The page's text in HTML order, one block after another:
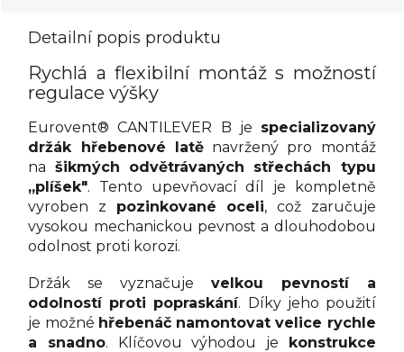
Detailní popis produktu
Rychlá a flexibilní montáž s možností
regulace výšky
Eurovent® CANTILEVER B je specializovaný
držák hřebenové latě navržený pro montáž
na šikmých odvětrávaných střechách typu
„plíšek". Tento upevňovací díl je kompletně
vyroben z
pozinkované oceli, což zaručuje
vysokou mechanickou pevnost a dlouhodobou
odolnost proti korozi.
Držák se vyznačuje
velkou pevností a
odolností proti popraskání. Díky jeho použití
je možné hřebenáč namontovat velice rychle
a snadno. Klíčovou výhodou je konstrukce